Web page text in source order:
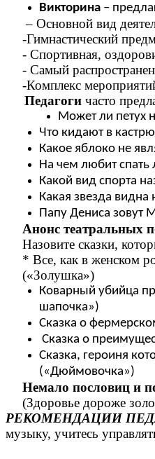
Викторина –
– Основной вид
-Гимнастический
- Спортивная,
- Самый
-Комплекс
Педагогичасто
Может ли петух
Что кидают в
Какое яблоко не
На чем любит спать
Какой вид спорта
Какая звезда
Папу Дениса зовут
Анонс театральных
Назовите сказки,
* Все, как в женском
(«Золушка»)
Коварный убийца
шапочка»)
Сказка о
Сказка о
Сказка, героиня
(«Дюймовочка»)
Немало пословиц и
(Здоровье дороже
РЕКОМЕНДАЦИИ
музыку, учитесь